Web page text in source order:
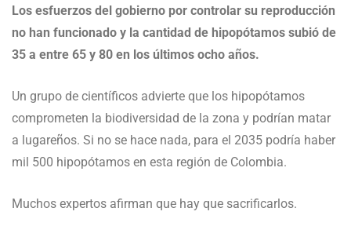
Los esfuerzos del gobierno por controlar su reproducción
no han funcionado y la cantidad de hipopótamos subió de
35 a entre 65 y 80 en los últimos ocho años.
Un grupo de científicos advierte que los hipopótamos
comprometen la biodiversidad de la zona y podrían matar
a lugareños. Si no se hace nada, para el 2035 podría haber
mil 500 hipopótamos en esta región de Colombia.
Muchos expertos afirman que hay que sacrificarlos.